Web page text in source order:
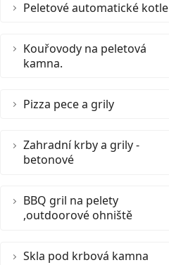
Peletové automatické kotle
Kouřovody na peletová
kamna.
Pizza pece a grily
Zahradní krby a grily -
betonové
BBQ gril na pelety
,outdoorové ohniště
Skla pod krbová kamna